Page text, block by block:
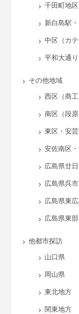
千田町地
新白島駅
中区（カテ
平和大通り
その他地域
西区（商
南区（段
東区・安
安佐南区
広島県廿
広島県呉市
広島県東
広島県東部
他都市探訪
山口県
岡山県
東北地方
関東地方